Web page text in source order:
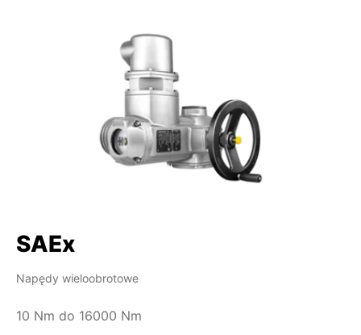
SAEx
Napędy wieloobrotowe
10 Nm do 16000 Nm